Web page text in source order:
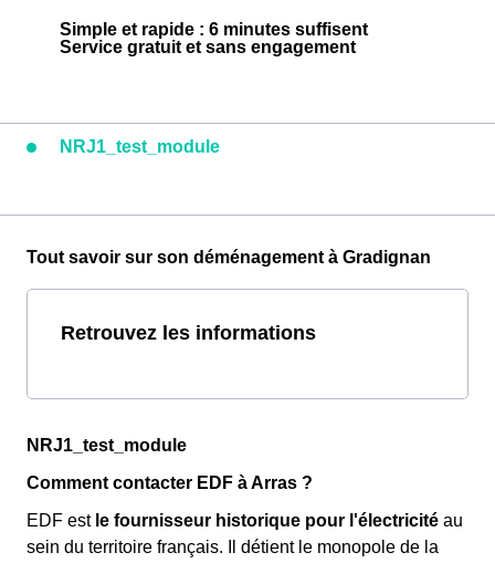
Simple et rapide : 6 minutes suffisent
Service gratuit et sans engagement
NRJ1_test_module
Tout savoir sur son déménagement à Gradignan
Retrouvez les informations
NRJ1_test_module
Comment contacter EDF à Arras ?
EDF est le fournisseur historique pour l'électricité au
sein du territoire français. Il détient le monopole de la